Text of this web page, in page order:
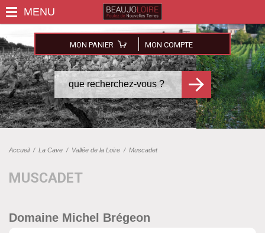
MON PANIER MON COMPTE
Accueil/ La Cave / Vallée de la Loire / Muscadet
MUSCADET
Domaine Michel Brégeon